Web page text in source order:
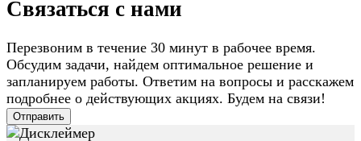
Связаться с нами
Перезвоним в течение 30 минут в рабочее время.
Обсудим задачи, найдем оптимальное решение и
запланируем работы. Ответим на вопросы и расскажем
подробнее о действующих акциях. Будем на связи!
Отправить